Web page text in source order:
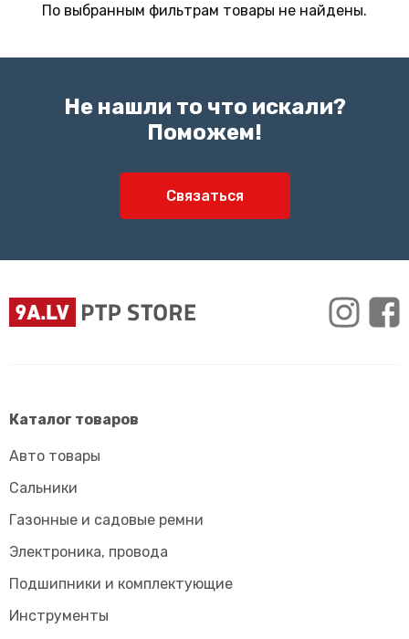
По выбранным фильтрам товары не найдены.
Не нашли то что искали?
Поможем!
Связаться
Каталог товаров
Авто товары
Сальники
Газонные и садовые ремни
Электроника, провода
Подшипники и комплектующие
Инструменты